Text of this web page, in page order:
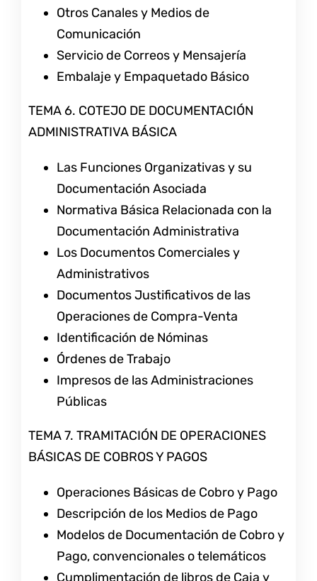
Otros Canales y Medios de
Comunicación
Servicio de Correos y Mensajería
Embalaje y Empaquetado Básico
TEMA 6. COTEJO DE DOCUMENTACIÓN
ADMINISTRATIVA BÁSICA
Las Funciones Organizativas y su
Documentación Asociada
Normativa Básica Relacionada con la
Documentación Administrativa
Los Documentos Comerciales y
Administrativos
Documentos Justificativos de las
Operaciones de Compra-Venta
Identificación de Nóminas
Órdenes de Trabajo
Impresos de las Administraciones
Públicas
TEMA 7. TRAMITACIÓN DE OPERACIONES
BÁSICAS DE COBROS Y PAGOS
Operaciones Básicas de Cobro y Pago
Descripción de los Medios de Pago
Modelos de Documentación de Cobro y
Pago, convencionales o telemáticos
Cumplimentación de libros de Caja y